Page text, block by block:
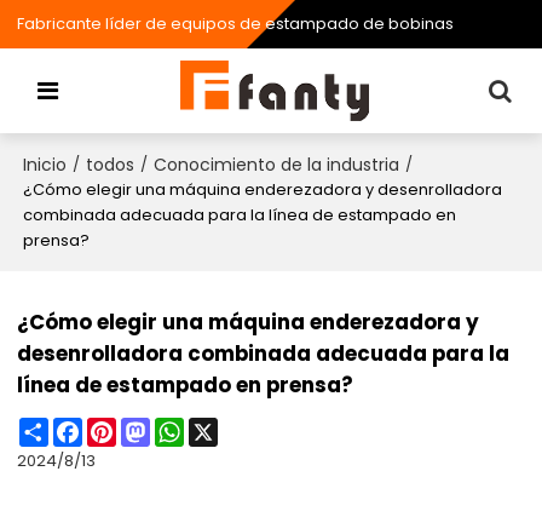
Fabricante líder de equipos de estampado de bobinas
Inicio / todos / Conocimiento de la industria /
¿Cómo elegir una máquina enderezadora y desenrolladora
combinada adecuada para la línea de estampado en
prensa?
¿Cómo elegir una máquina enderezadora y
desenrolladora combinada adecuada para la
línea de estampado en prensa?
ShareFacebook
PinterestMastodonWhatsApp
2024/8/13